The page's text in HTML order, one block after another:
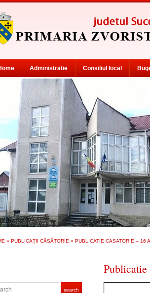
Administratie Consiliul local
» PUBLICAȚII CĂSĂTORIE » PUBLICATIE CASATORIE – 16
Publicatie
search